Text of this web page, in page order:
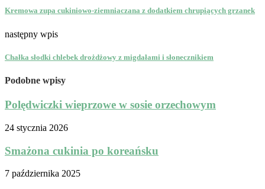
Kremowa zupa cukiniowo-ziemniaczana z dodatkiem chrupiących grzanek
następny wpis
Chałka słodki chlebek drożdżowy z migdałami i słonecznikiem
Podobne wpisy
Polędwiczki wieprzowe w sosie orzechowym
24 stycznia 2026
Smażona cukinia po koreańsku
7 października 2025